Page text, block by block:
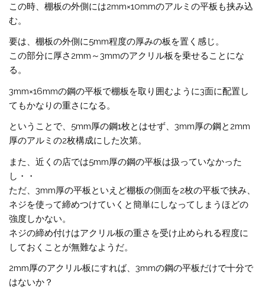
この時、棚板の外側には2mm×10mmのアルミの平板も挟み込
む。
要は、棚板の外側に5mm程度の厚みの板を置く感じ。
この部分に厚さ2mm～3mmのアクリル板を乗せることにな
る。
3mm×16mmの鋼の平板で棚板を取り囲むように3面に配置し
てもかなりの重さになる。
ということで、5mm厚の鋼1枚とはせず、3mm厚の鋼と2mm
厚のアルミの2枚構成にした次第。
また、近くの店では5mm厚の鋼の平板は扱っていなかった
し・・
ただ、3mm厚の平板といえど棚板の側面を2枚の平板で挟み、
ネジを使って締めつけていくと簡単にしなってしまうほどの
強度しかない。
ネジの締め付けはアクリル板の重さを受け止められる程度に
しておくことが無難なようだ。
2mm厚のアクリル板にすれば、3mmの鋼の平板だけで十分で
はないか？